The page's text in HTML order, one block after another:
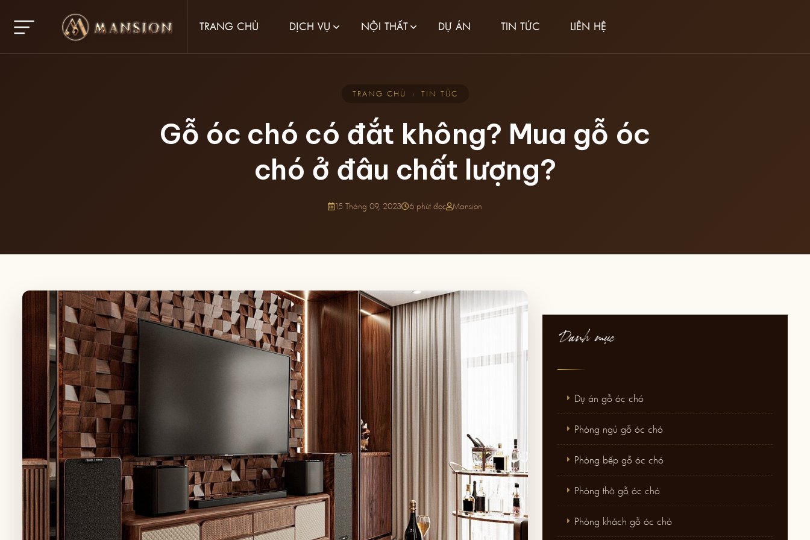
TRANG CHỦ DỊCH VỤ NỘI THẤT DỰ ÁN TIN TỨC LIÊN HỆ
TRANG CHỦ › TIN TỨC
Gỗ óc chó có đắt không? Mua gỗ óc
chó ở đâu chất lượng?
15 Tháng 09, 2023 6 phút đọc Mansion
Danh mục
Dự án gỗ óc chó
Phòng ngủ gỗ óc chó
Phòng bếp gỗ óc chó
Phòng thờ gỗ óc chó
Phòng khách gỗ óc chó